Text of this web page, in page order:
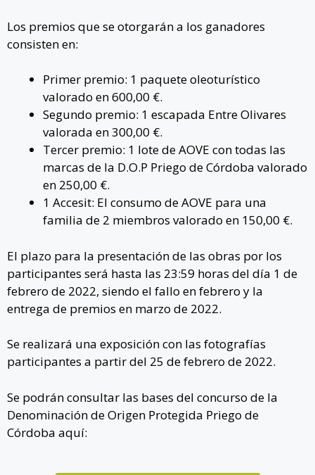
Los premios que se otorgarán a los ganadores
consisten en:
Primer premio: 1 paquete oleoturístico
valorado en 600,00 €.
Segundo premio: 1 escapada Entre Olivares
valorada en 300,00 €.
Tercer premio: 1 lote de AOVE con todas las
marcas de la D.O.P Priego de Córdoba valorado
en 250,00 €.
1 Accesit: El consumo de AOVE para una
familia de 2 miembros valorado en 150,00 €.
El plazo para la presentación de las obras por los
participantes será hasta las 23:59 horas del día 1 de
febrero de 2022, siendo el fallo en febrero y la
entrega de premios en marzo de 2022.
Se realizará una exposición con las fotografías
participantes a partir del 25 de febrero de 2022.
Se podrán consultar las bases del concurso de la
Denominación de Origen Protegida Priego de
Córdoba aquí: